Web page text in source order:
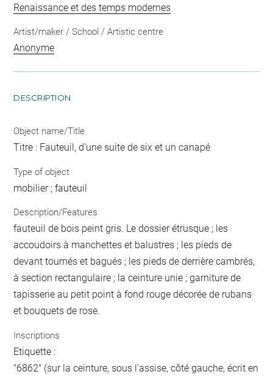
Renaissance et des temps modernes
Artist/maker / School / Artistic centre
Anonyme
DESCRIPTION
Object name/Title
Titre : Fauteuil, d'une suite de six et un canapé
Type of object
mobilier ; fauteuil
Description/Features
fauteuil de bois peint gris. Le dossier étrusque ; les
accoudoirs à manchettes et balustres ; les pieds de
devant tournés et bagués ; les pieds de derrière cambrés,
à section rectangulaire ; la ceinture unie ; garniture de
tapisserie au petit point à fond rouge décorée de rubans
et bouquets de rose.
Inscriptions
Etiquette :
"6862" (sur la ceinture, sous l'assise, côté gauche, écrit en